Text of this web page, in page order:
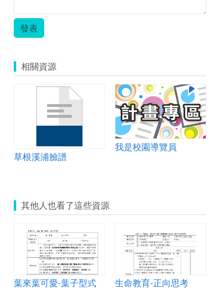
發表
相關資源
草根溪浦臉譜
我是校園導覽員
其他人也看了這些資源
葉來葉可愛-葉子型式 生命教育-正向思考